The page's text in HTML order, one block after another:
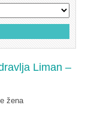
Liman –
žena